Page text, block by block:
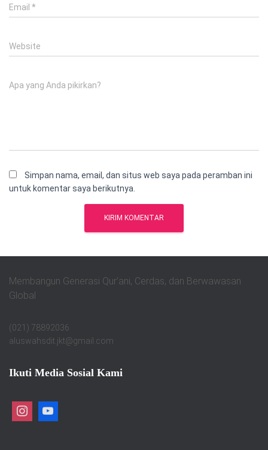
Email *
Website
Apa yang Anda pikirkan?
Simpan nama, email, dan situs web saya pada peramban ini
untuk komentar saya berikutnya.
Membangun Generasi Qur’ani, Cerdas, dan Berwawasan
Global
(021) 78892036
aluswahsdit.jkt@gmail.com
Ikuti Media Sosial Kami